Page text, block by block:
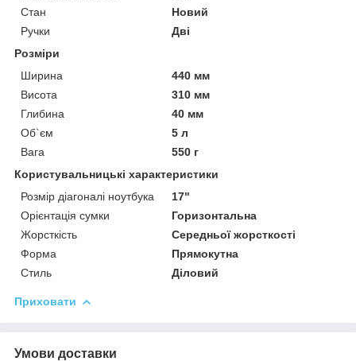
Стан
Новий
Ручки
Дві
Розміри
Ширина
440 мм
Висота
310 мм
Глибина
40 мм
Об`єм
5 л
Вага
550 г
Користувальницькі характеристики
Розмір діагоналі ноутбука
17"
Орієнтація сумки
Горизонтальна
Жорсткість
Середньої жорсткості
Форма
Прямокутна
Стиль
Діловий
Приховати
Умови доставки